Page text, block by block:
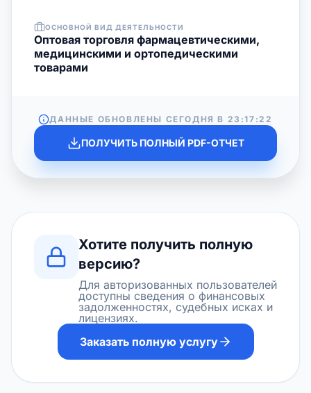
ОСНОВНОЙ ВИД ДЕЯТЕЛЬНОСТИ
Оптовая торговля фармацевтическими,
медицинскими и ортопедическими
товарами
ДАННЫЕ ОБНОВЛЕНЫ СЕГОДНЯ В 23:17:22
ПОЛУЧИТЬ ПОЛНЫЙ PDF-ОТЧЕТ
Хотите получить полную
версию?
Для авторизованных пользователей
доступны сведения о финансовых
задолженностях, судебных исках и
лицензиях.
Заказать полную услугу